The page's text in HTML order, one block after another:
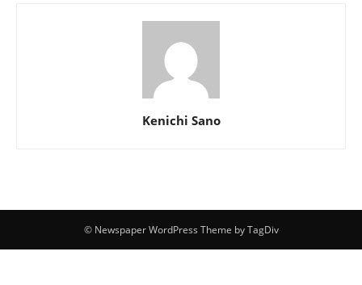
Kenichi Sano
© Newspaper WordPress Theme by TagDiv